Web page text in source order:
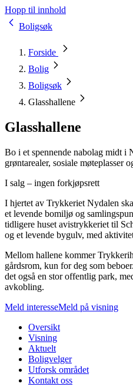
Hopp til innhold
Boligsøk
Forside
Bolig
Boligsøk
Glasshallene
Glasshallene
Bo i et spennende nabolag midt i
grøntarealer, sosiale møteplasser
I salg – ingen forkjøpsrett
I hjertet av Trykkeriet Nydalen
et levende bomiljø og
tidligere huset avistrykkeriet til
og et levende bygulv, med
Mellom hallene kommer
gårdsrom, kun for deg som
det også en stor offentlig park,
avkobling.
Meld interesseMeld på visning
Oversikt
Visning
Aktuelt
Boligvelger
Utforsk området
Kontakt oss